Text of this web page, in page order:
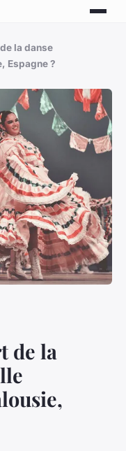
la danse
Espagne ?
de la